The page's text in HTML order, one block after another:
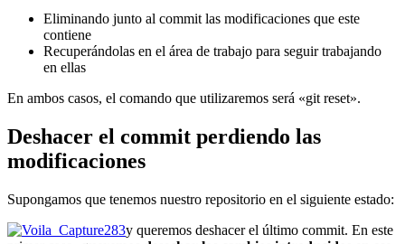
Eliminando junto al commit las modificaciones que este
contiene
Recuperándolas en el área de trabajo para seguir trabajando
en ellas
En ambos casos, el comando que utilizaremos será «git reset».
Deshacer el commit perdiendo las
modificaciones
Supongamos que tenemos nuestro repositorio en el siguiente estado:
y queremos deshacer el último commit. En este